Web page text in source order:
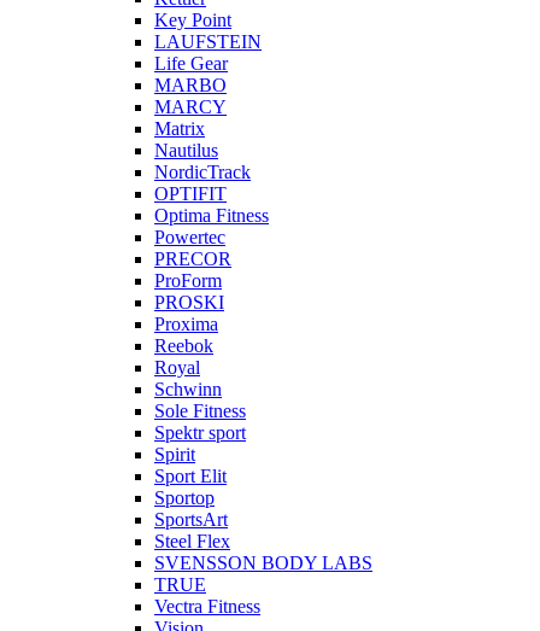
Key Point
LAUFSTEIN
Life Gear
MARBO
MARCY
Matrix
Nautilus
NordicTrack
OPTIFIT
Optima Fitness
Powertec
PRECOR
ProForm
PROSKI
Proxima
Reebok
Royal
Schwinn
Sole Fitness
Spektr sport
Spirit
Sport Elit
Sportop
SportsArt
Steel Flex
SVENSSON BODY LABS
TRUE
Vectra Fitness